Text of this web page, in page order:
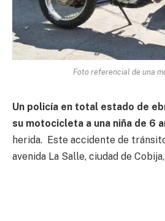
Foto referencial de una
Un policía en total estado de
su motocicleta a una niña de 6
herida. Este accidente de
avenida La Salle, ciudad de